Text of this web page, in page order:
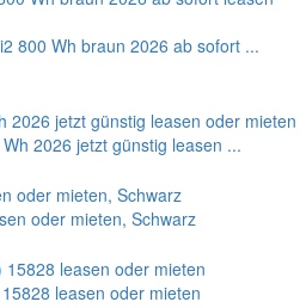
800 Wh braun 2026 ab sofort ...
2026 jetzt günstig leasen ...
oder mieten, Schwarz
leasen oder mieten